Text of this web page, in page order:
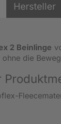
Hersteller
2 Beinlinge
die